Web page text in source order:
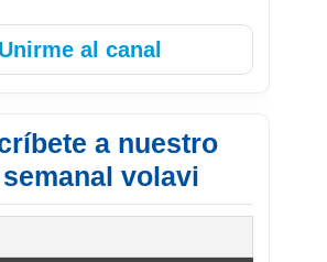
Unirme al canal
a nuestro
volavi